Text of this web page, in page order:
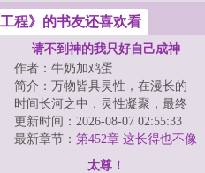
程》的书友还喜欢看
请不到神的我只好自己成神
作者：牛奶加鸡蛋
简介：万物皆具灵性，在漫长的
时间长河之中，灵性凝聚，最终
化为神性。一夜之间，有神灵自
山脊爬起，动若...
更新时间：2026-08-07 02:55:33
最新章节： 第452章 这长得也不像
太尊！